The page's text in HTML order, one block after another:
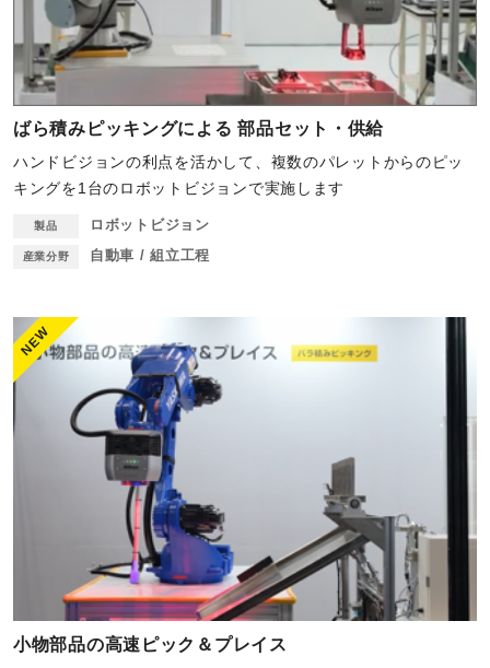
ばら積みピッキングによる 部品セット・供給
ハンドビジョンの利点を活かして、複数のパレットからのピッ
キングを1台のロボットビジョンで実施します
製品 ロボットビジョン
産業分野 自動車 / 組立工程
NEW
小物部品の高速ピック＆プレイス